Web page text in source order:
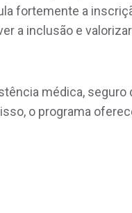
fortemente a
a inclusão e
médica, seguro
o programa